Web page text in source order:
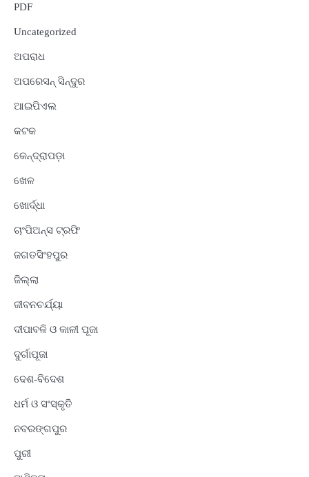
PDF
Uncategorized
ଅପରାଧ
ଅପରେସନ୍ ସିନ୍ଦୁର
ଆଇପିଏଲ
କଟକ
କେନ୍ଦ୍ରାପଡ଼ା
ଖେଳ
ଖୋର୍ଦ୍ଧା
ଚାଂପିଅନ୍ସ ଟ୍ରଫି
ଜଗତସିଂହପୁର
ଜିଲ୍ଲା
ଜୀବନଚର୍ଯ୍ୟା
ଦୀପାବଳି ଓ କାଳୀ ପୂଜା
ଦୁର୍ଗାପୂଜା
ଦେଶ-ବିଦେଶ
ଧର୍ମ ଓ ସଂସ୍କୃତି
ନବରଙ୍ଗପୁର
ପୁରୀ